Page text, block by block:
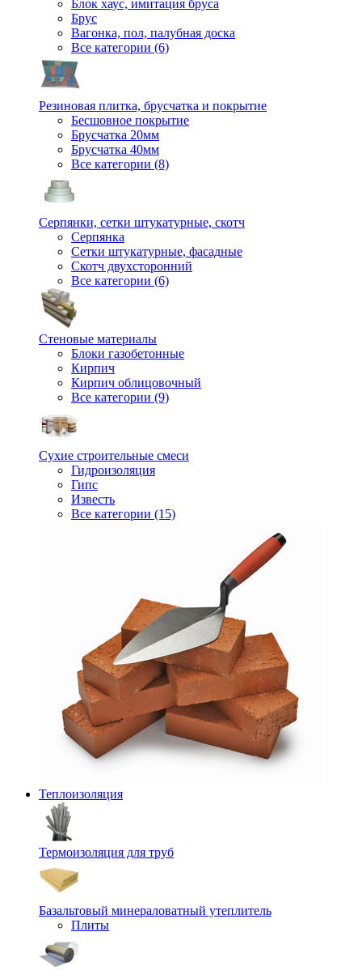
Блок хаус, имитация бруса
Брус
Вагонка, пол, палубная доска
Все категории (6)
Резиновая плитка, брусчатка и покрытие
Бесшовное покрытие
Брусчатка 20мм
Брусчатка 40мм
Все категории (8)
Серпянки, сетки штукатурные, скотч
Серпянка
Сетки штукатурные, фасадные
Скотч двухсторонний
Все категории (6)
Стеновые материалы
Блоки газобетонные
Кирпич
Кирпич облицовочный
Все категории (9)
Сухие строительные смеси
Гидроизоляция
Гипс
Известь
Все категории (15)
Теплоизоляция
Термоизоляция для труб
Базальтовый минераловатный утеплитель
Плиты